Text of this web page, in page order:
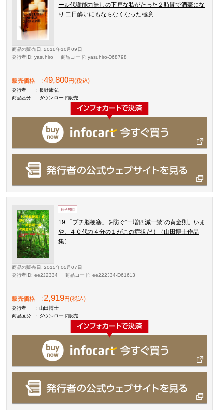
ール代謝能力無しの下戸な私がたった２時間で酒豪にな
り 二日酔いにもならなくなった極意
商品の販売日 : 2018年10月09日
発行者ID: yasuhiro 商品コード: yasuhiro-D68798
販売価格 :49,800円(税込)
発行者
: 長野康弘
商品区分
: ダウンロード販売
19.「プチ脳梗塞」を防ぐ“一増四減一禁”の黄金則。いま
や、４０代の４分の１がこの症状だ！（山田博士作品
集）
商品の販売日 : 2015年05月07日
発行者ID: ee222334 商品コード: ee222334-D61613
販売価格 :2,919円(税込)
発行者
: 山田博士
商品区分
: ダウンロード販売